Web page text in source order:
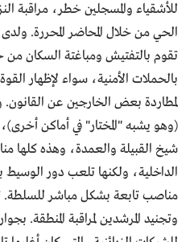
للأشقياء والمسجلين خطر، مراقبة
الحي من خلال المحاضر المحررة.
تقوم بالتفتيش ومباغتة السكان
بالحملات الأمنية، سواء لإظهار
لمطاردة بعض الخارجين عن
(وهو يشبه "المختار" في أماكن أخرى)،
شيخ القبيلة والعمدة، وهذه كلها
الداخلية، ولكنها تلعب دور
مناصب تابعة بشكل مباشر للسلطة.
وتجنيد المرشدين لمراقبة المنطقة.